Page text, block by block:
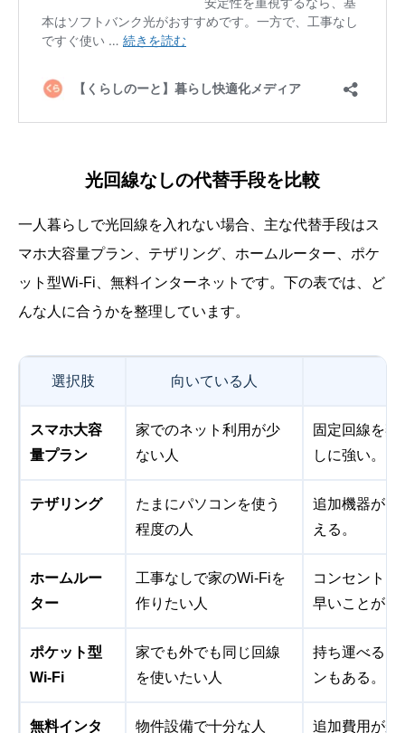
光回線なしの代替手段を比較
一人暮らしで光回線を入れない場合、主な代替手段はス
マホ大容量プラン、テザリング、ホームルーター、ポケ
ット型Wi-Fi、無料インターネットです。下の表では、ど
んな人に合うかを整理しています。
選択肢 向いている人
スマホ大容
量プラン
家でのネット利用が少
ない人
固定回線を
しに強い。
テザリング
たまにパソコンを使う
程度の人
追加機器がい
える。
ホームルー
ター
工事なしで家のWi-Fiを
作りたい人
コンセント
早いことが多
ポケット型
Wi-Fi
家でも外でも同じ回線
を使いたい人
持ち運べる。
ンもある。
無料インタ 物件設備で十分な人 追加費用がか